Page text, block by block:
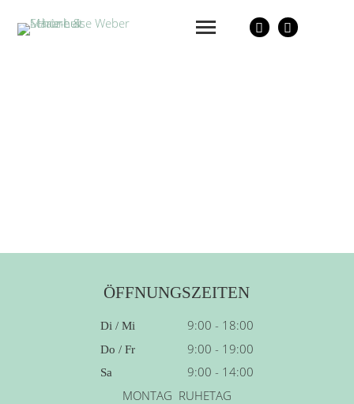
ÖFFNUNGSZEITEN
Di / Mi 9:00 - 18:00
Do / Fr 9:00 - 19:00
Sa
9:00 - 14:00
MONTAG RUHETAG